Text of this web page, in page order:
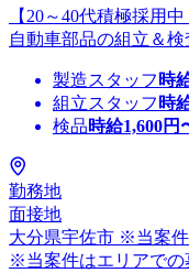
【20～40代積極採用
自動車部品の組立＆
製造スタッフ 時
組立スタッフ 時
検品時給1,600円
勤務地
面接地
大分県宇佐市 ※当案件
※当案件はエリアでの